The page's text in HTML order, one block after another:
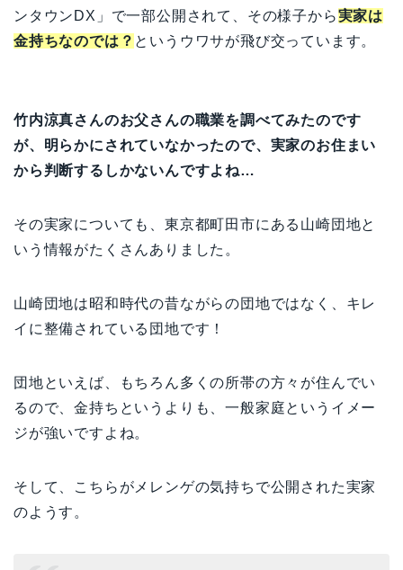
ンタウンDX」で一部公開されて、その様子から実家は
金持ちなのでは？ というウワサが飛び交っています。
竹内涼真さんのお父さんの職業を調べてみたのです
が、明らかにされていなかったので、実家のお住まい
から判断するしかないんですよね…
その実家についても、東京都町田市にある山崎団地と
いう情報がたくさんありました。
山崎団地は昭和時代の昔ながらの団地ではなく、キレ
イに整備されている団地です！
団地といえば、もちろん多くの所帯の方々が住んでい
るので、金持ちというよりも、一般家庭というイメー
ジが強いですよね。
そして、こちらがメレンゲの気持ちで公開された実家
のようす。